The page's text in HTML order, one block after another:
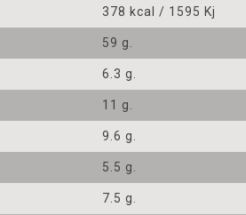
378 kcal / 1595 Kj
59 g.
6.3 g.
11 g.
9.6 g.
5.5 g.
7.5 g.